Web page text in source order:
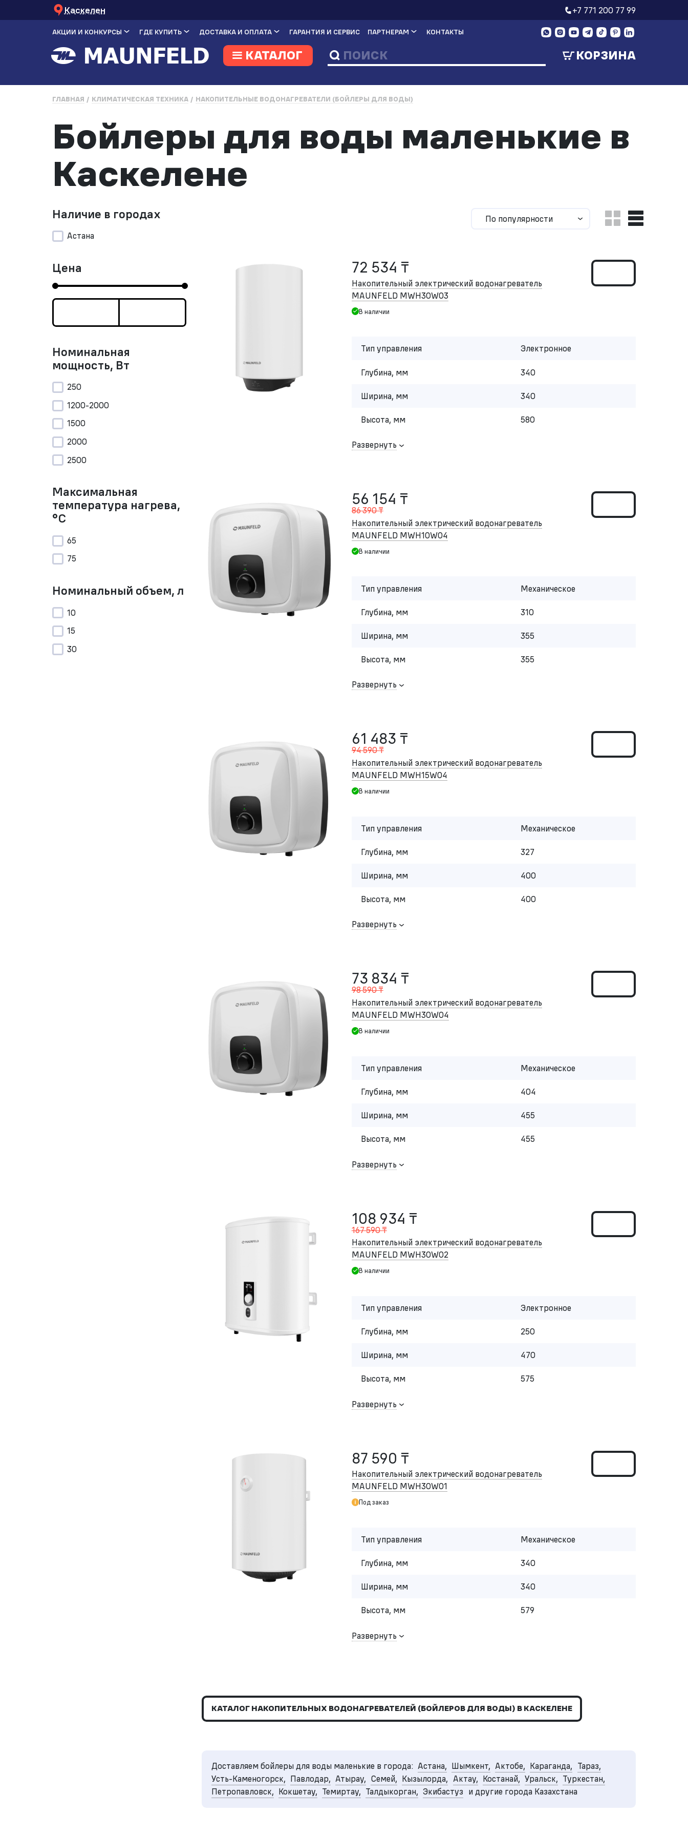
Каскелен +7 771 200 77 99
АКЦИИ И КОНКУРСЫ ГДЕ КУПИТЬ ДОСТАВКА И ОПЛАТА ГАРАНТИЯ И СЕРВИС ПАРТНЕРАМ КОНТАКТЫ
КАТАЛОГ КОРЗИНА
ГЛАВНАЯ КЛИМАТИЧЕСКАЯ ТЕХНИКА НАКОПИТЕЛЬНЫЕ ВОДОНАГРЕВАТЕЛИ (БОЙЛЕРЫ ДЛЯ ВОДЫ)
Бойлеры для воды маленькие в
Каскелене
Наличие в городах
Астана
Цена
Номинальная
мощность, Вт
250
1200-2000
1500
2000
2500
Максимальная
температура нагрева,
°C
65
75
Номинальный объем, л
10
15
30
По популярности
72 534 ₸
Накопительный электрический водонагреватель
MAUNFELD MWH30W03
В наличии
Тип управления Электронное
Глубина, мм 340
Ширина, мм 340
Высота, мм 580
Развернуть
56 154 ₸
86 390 ₸
Накопительный электрический водонагреватель
MAUNFELD MWH10W04
В наличии
Тип управления Механическое
Глубина, мм 310
Ширина, мм 355
Высота, мм 355
Развернуть
61 483 ₸
94 590 ₸
Накопительный электрический водонагреватель
MAUNFELD MWH15W04
В наличии
Тип управления Механическое
Глубина, мм 327
Ширина, мм 400
Высота, мм 400
Развернуть
73 834 ₸
98 590 ₸
Накопительный электрический водонагреватель
MAUNFELD MWH30W04
В наличии
Тип управления Механическое
Глубина, мм 404
Ширина, мм 455
Высота, мм 455
Развернуть
108 934 ₸
167 590 ₸
Накопительный электрический водонагреватель
MAUNFELD MWH30W02
В наличии
Тип управления Электронное
Глубина, мм 250
Ширина, мм 470
Высота, мм 575
Развернуть
87 590 ₸
Накопительный электрический водонагреватель
MAUNFELD MWH30W01
Под заказ
Тип управления Механическое
Глубина, мм 340
Ширина, мм 340
Высота, мм 579
Развернуть
КАТАЛОГ НАКОПИТЕЛЬНЫХ ВОДОНАГРЕВАТЕЛЕЙ (БОЙЛЕРОВ ДЛЯ ВОДЫ) В КАСКЕЛЕНЕ
Доставляем бойлеры для воды маленькие в города: Астана, Шымкент, Актобе, Караганда, Тараз,
Усть-Каменогорск, Павлодар, Атырау, Семей, Кызылорда, Актау, Костанай, Уральск, Туркестан,
Петропавловск, Кокшетау, Темиртау, Талдыкорган, Экибастуз и другие города Казахстана